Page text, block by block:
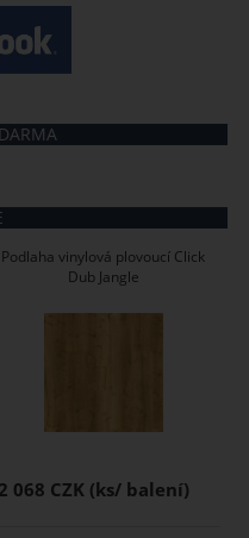
Podlaha vinylová plovoucí Click
Dub Jangle
2 068 CZK